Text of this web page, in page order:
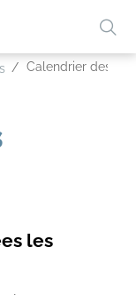
Calendrier des
les